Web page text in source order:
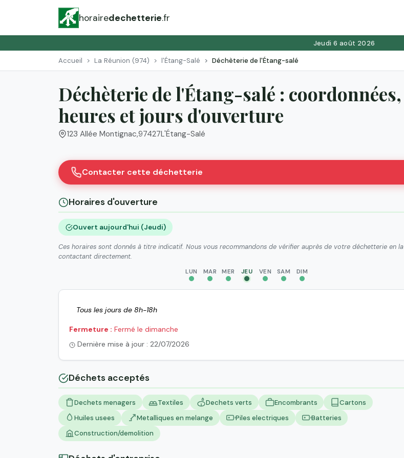
horairedechetterie.fr
Jeudi 6 août 2026
Accueil La Réunion (974) l'Étang-Salé Déchèterie de l'Étang-salé
Déchèterie de l'Étang-salé : coordonnées,
heures et jours d'ouverture
123 Allée Montignac,97427L'Étang-Salé
Contacter cette déchetterie
Horaires d'ouverture
Ouvert aujourd'hui (Jeudi)
Ces horaires sont donnés à titre indicatif. Nous vous recommandons de vérifier auprès de votre déchetterie en la
contactant directement.
LUN MAR MER JEU VEN SAM DIM
Tous les jours de 8h-18h
Fermeture : Fermé le dimanche
Dernière mise à jour : 22/07/2026
Déchets acceptés
Dechets menagers Textiles Dechets verts Encombrants
Cartons
Huiles usees
Metalliques en melange Piles electriques
Batteries
Construction/demolition